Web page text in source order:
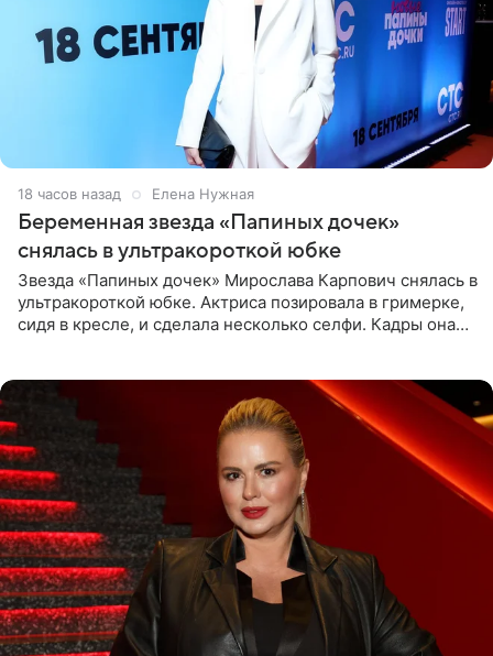
18 часов назад Елена Нужная
Беременная звезда «Папиных дочек»
снялась в ультракороткой юбке
Звезда «Папиных дочек» Мирослава Карпович снялась в
ультракороткой юбке. Актриса позировала в гримерке,
сидя в кресле, и сделала несколько селфи. Кадры она